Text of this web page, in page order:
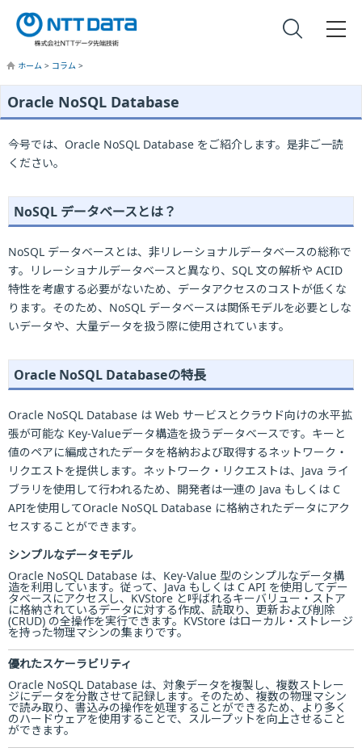
ホーム > コラム >
Oracle NoSQL Database
今号では、Oracle NoSQL Database をご紹介します。是非ご一読
ください。
NoSQL データベースとは？
NoSQL データベースとは、非リレーショナルデータベースの総称で
す。リレーショナルデータベースと異なり、SQL 文の解析や ACID
特性を考慮する必要がないため、データアクセスのコストが低くな
ります。そのため、NoSQL データベースは関係モデルを必要としな
いデータや、大量データを扱う際に使用されています。
Oracle NoSQL Databaseの特長
Oracle NoSQL Database は Web サービスとクラウド向けの水平拡
張が可能な Key-Valueデータ構造を扱うデータベースです。キーと
値のペアに編成されたデータを格納および取得するネットワーク・
リクエストを提供します。ネットワーク・リクエストは、Java ライ
ブラリを使用して行われるため、開発者は一連の Java もしくは C
APIを使用してOracle NoSQL Database に格納されたデータにアク
セスすることができます。
シンプルなデータモデル
Oracle NoSQL Database は、Key-Value 型のシンプルなデータ構
造を利用しています。従って、Java もしくは C API を使用してデー
タベースにアクセスし、KVStore と呼ばれるキーバリュー・ストア
に格納されているデータに対する作成、読取り、更新および削除
(CRUD) の全操作を実行できます。KVStore はローカル・ストレージ
を持った物理マシンの集まりです。
優れたスケーラビリティ
Oracle NoSQL Database は、対象データを複製し、複数ストレー
ジにデータを分散させて記録します。そのため、複数の物理マシン
で読み取り、書込みの操作を処理することができるため、より多く
のハードウェアを使用することで、スループットを向上させること
ができます。